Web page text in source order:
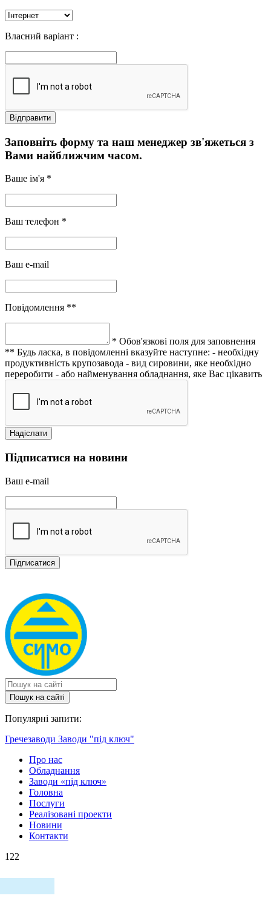
Власний варіант :
Заповніть форму та наш менеджер зв'яжеться з
Вами найближчим часом.
Ваше ім'я *
Ваш телефон *
Ваш e-mail
Повідомлення **
* Обов'язкові поля для заповнення
** Будь ласка, в повідомленні вказуйте наступне: - необхідну
продуктивність крупозавода - вид сировини, яке необхідно
переробити - або найменування обладнання, яке Вас цікавить
Підписатися на новини
Ваш e-mail
Пошук на сайтi
Популярні запити:
Гречезаводи Заводи "під ключ"
Про нас
Обладнання
Заводи «під ключ»
Головна
Послуги
Реалізовані проекти
Новини
Контакти
122